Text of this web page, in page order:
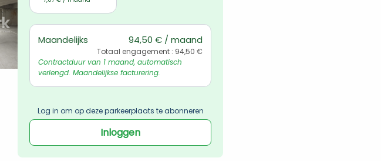
Maandelijks 94,50 € / maand
Totaal engagement : 94,50 €
Contractduur van 1 maand, automatisch
verlengd. Maandelijkse facturering.
Log in om op deze parkeerplaats te abonneren
Inloggen